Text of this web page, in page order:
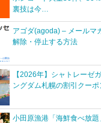
裏技は今…
アゴダ(agoda) – メールマ
解除・停止する方法
【2026年】シャトレーゼ
ングダム札幌の割引クーポ
小田原漁港「海鮮食べ放題